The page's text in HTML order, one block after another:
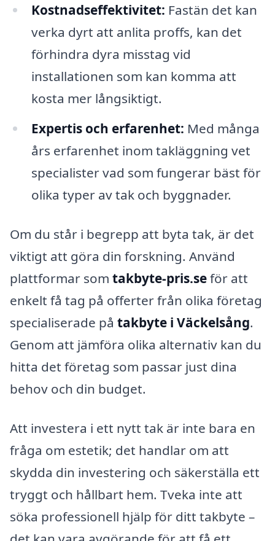
Kostnadseffektivitet: Fastän det kan
verka dyrt att anlita proffs, kan det
förhindra dyra misstag vid
installationen som kan komma att
kosta mer långsiktigt.
Expertis och erfarenhet: Med många
års erfarenhet inom takläggning vet
specialister vad som fungerar bäst för
olika typer av tak och byggnader.
Om du står i begrepp att byta tak, är det
viktigt att göra din forskning. Använd
plattformar som takbyte-pris.seför att
enkelt få tag på offerter från olika företag
specialiserade på takbyte i Väckelsång.
Genom att jämföra olika alternativ kan du
hitta det företag som passar just dina
behov och din budget.
Att investera i ett nytt tak är inte bara en
fråga om estetik; det handlar om att
skydda din investering och säkerställa ett
tryggt och hållbart hem. Tveka inte att
söka professionell hjälp för ditt takbyte –